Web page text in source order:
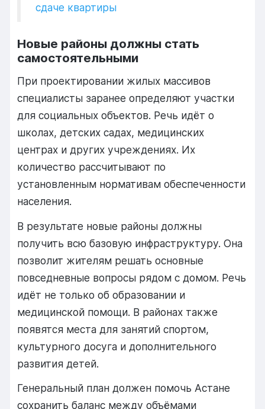
сдаче квартиры
Новые районы должны стать
самостоятельными
При проектировании жилых массивов
специалисты заранее определяют участки
для социальных объектов. Речь идёт о
школах, детских садах, медицинских
центрах и других учреждениях. Их
количество рассчитывают по
установленным нормативам обеспеченности
населения.
В результате новые районы должны
получить всю базовую инфраструктуру. Она
позволит жителям решать основные
повседневные вопросы рядом с домом. Речь
идёт не только об образовании и
медицинской помощи. В районах также
появятся места для занятий спортом,
культурного досуга и дополнительного
развития детей.
Генеральный план должен помочь Астане
сохранить баланс между объёмами